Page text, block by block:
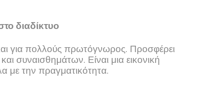
διαδίκτυο
για πολλούς πρωτόγνωρος. Προσφέρει
συναισθημάτων. Είναι μια εικονική
με την πραγματικότητα.